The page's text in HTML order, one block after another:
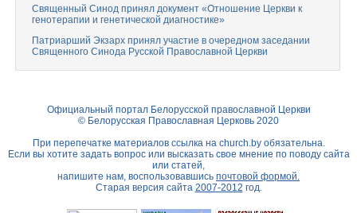
Священный Синод принял документ «Отношение Церкви к
генотерапии и генетической диагностике»
Патриарший Экзарх принял участие в очередном заседании
Священного Синода Русской Православной Церкви
Официальный портал Белорусской православной Церкви
© Белорусская Православная Церковь 2020
При перепечатке материалов ссылка на church.byобязательна.
Если вы хотите задать вопрос или высказать свое мнение по поводу сайта
или статей,
напишите нам, воспользовавшись почтовой формой.
Старая версия сайта 2007-2012 год.